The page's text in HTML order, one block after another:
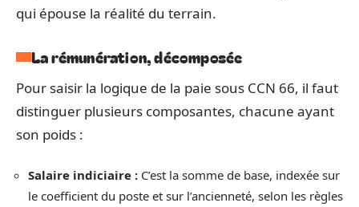
qui épouse la réalité du terrain.
La rémunération, décomposée
Pour saisir la logique de la paie sous CCN 66, il faut
distinguer plusieurs composantes, chacune ayant
son poids :
Salaire indiciaire : C’est la somme de base, indexée sur
le coefficient du poste et sur l’ancienneté, selon les règles